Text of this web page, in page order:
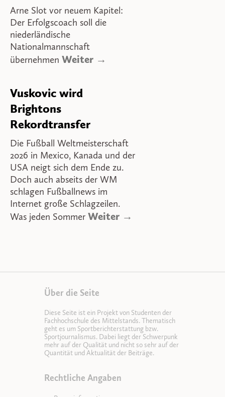
Arne Slot vor neuem Kapitel:
Der Erfolgscoach soll die
niederländische
Nationalmannschaft
übernehmen Weiter →
Vuskovic wird
Brightons
Rekordtransfer
Die Fußball Weltmeisterschaft
2026 in Mexico, Kanada und der
USA neigt sich dem Ende zu.
Doch auch abseits der WM
schlagen Fußballnews im
Internet große Schlagzeilen.
Was jeden Sommer Weiter →
Über die Seite
Diese Seite ist ein Projekt von Studenten der
Fachhochschule des Mittelstands. Thematisch
geht es um Sportberichterstattung bzw.
Sportjournalismus. Dabei liegt der Schwerpunk
mehr auf der Qualität und nicht so sehr auf der
Quantität und Aktualität der Beiträge.
Rechtliche Angaben